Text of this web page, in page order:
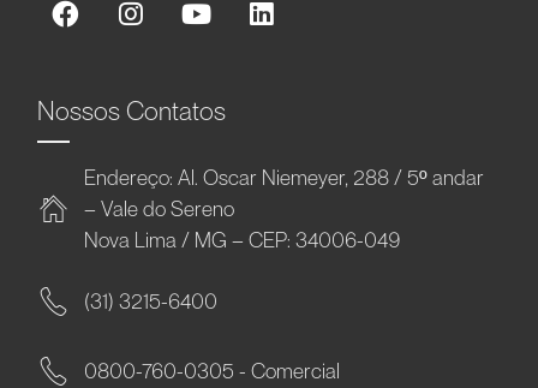
Nossos Contatos
Endereço: Al. Oscar Niemeyer, 288 / 5º andar
– Vale do Sereno
Nova Lima / MG – CEP: 34006-049
(31) 3215-6400
0800-760-0305 - Comercial